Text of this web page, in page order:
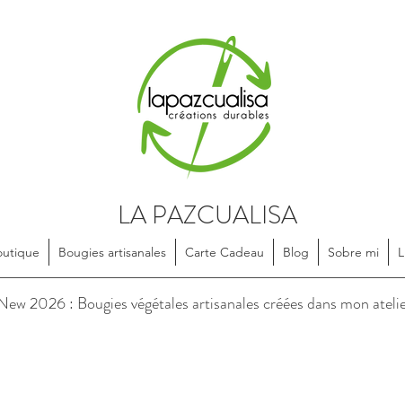
LA PAZCUALISA
en textile, dessinés et confectionnés de manière artisanale,
Bougies artisanales Carte Cadeau Blog Sobre mi
2026 : Bougies végétales artisanales créées dans mon